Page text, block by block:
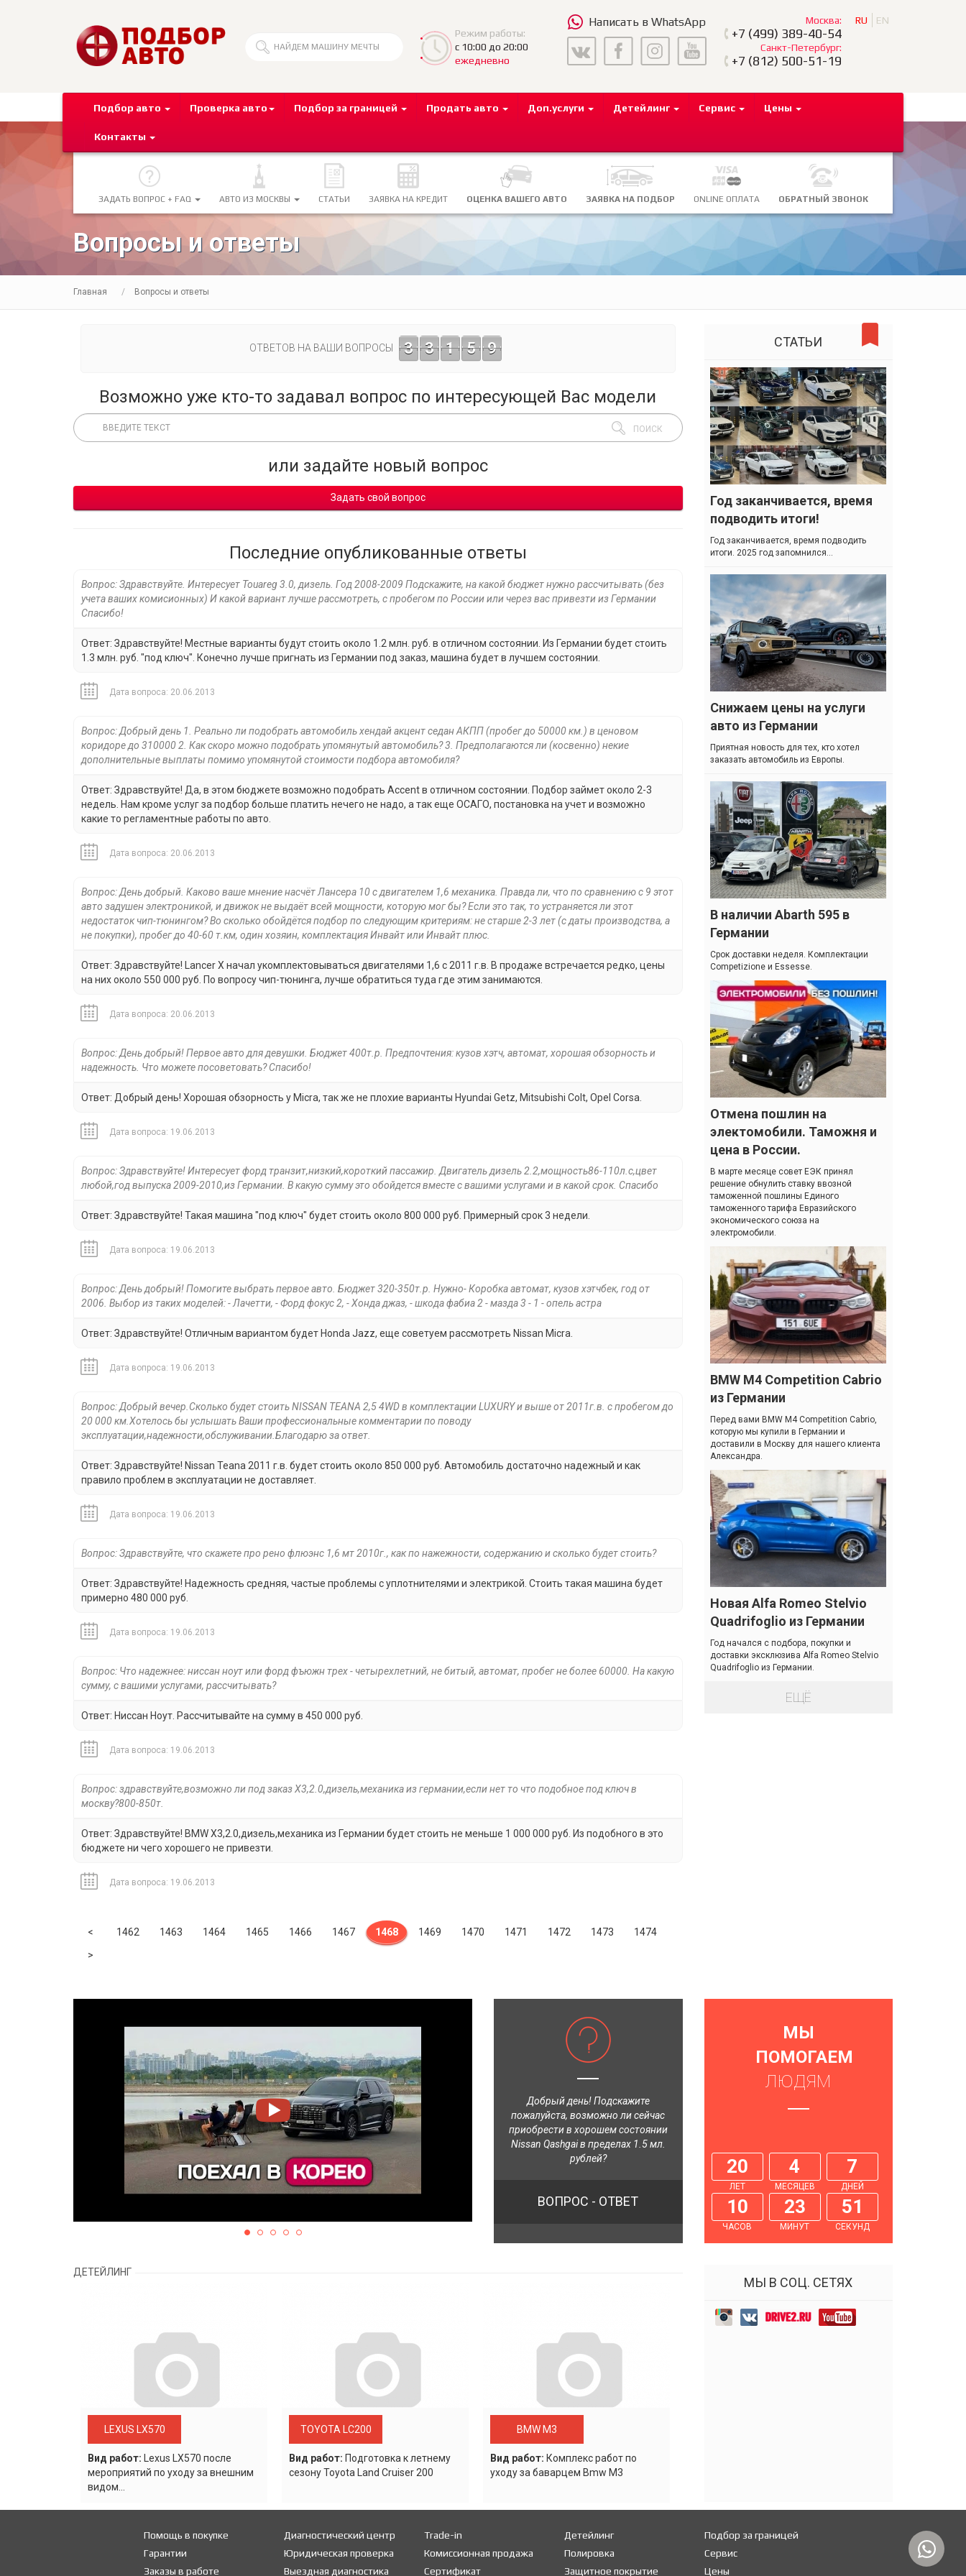
Режим работы:
с 10:00 до 20:00
ежедневно
Написать в WhatsApp Москва:
+7 (499) 389-40-54
Санкт-Петербург:
+7 (812) 500-51-19
RU EN
Подбор авто Проверка авто Подбор за границей Продать авто Доп.услуги Детейлинг Сервис Цены
Контакты
ЗАДАТЬ ВОПРОС + FAQ АВТО ИЗ МОСКВЫ СТАТЬИ ЗАЯВКА НА КРЕДИТ ОЦЕНКА ВАШЕГО АВТО ЗАЯВКА НА ПОДБОР ONLINE ОПЛАТА ОБРАТНЫЙ ЗВОНОК
Вопросы и ответы
Главная Вопросы и ответы
ОТВЕТОВ НА ВАШИ ВОПРОСЫ 3 3 1 5 9
Возможно уже кто-то задавал вопрос по интересующей Вас модели
или задайте новый вопрос
Задать свой вопрос
Последние опубликованные ответы
Вопрос: Здравствуйте. Интересует Touareg 3.0, дизель. Год 2008-2009 Подскажите, на какой бюджет нужно рассчитывать (без
учета ваших комисионных) И какой вариант лучше рассмотреть, с пробегом по России или через вас привезти из Германии
Спасибо!
Ответ: Здравствуйте! Местные варианты будут стоить около 1.2 млн. руб. в отличном состоянии. Из Германии будет стоить
1.3 млн. руб. "под ключ". Конечно лучше пригнать из Германии под заказ, машина будет в лучшем состоянии.
Дата вопроса: 20.06.2013
Вопрос: Добрый день 1. Реально ли подобрать автомобиль хендай акцент седан АКПП (пробег до 50000 км.) в ценовом
коридоре до 310000 2. Как скоро можно подобрать упомянутый автомобиль? 3. Предполагаются ли (косвенно) некие
дополнительные выплаты помимо упомянутой стоимости подбора автомобиля?
Ответ: Здравствуйте! Да, в этом бюджете возможно подобрать Accent в отличном состоянии. Подбор займет около 2-3
недель. Нам кроме услуг за подбор больше платить нечего не надо, а так еще ОСАГО, постановка на учет и возможно
какие то регламентные работы по авто.
Дата вопроса: 20.06.2013
Вопрос: День добрый. Каково ваше мнение насчёт Лансера 10 с двигателем 1,6 механика. Правда ли, что по сравнению с 9 этот
авто задушен электроникой, и движок не выдаёт всей мощности, которую мог бы? Если это так, то устраняется ли этот
недостаток чип-тюнингом? Во сколько обойдётся подбор по следующим критериям: не старше 2-3 лет (с даты производства, а
не покупки), пробег до 40-60 т.км, один хозяин, комплектация Инвайт или Инвайт плюс.
Ответ: Здравствуйте! Lancer X начал укомплектовываться двигателями 1,6 с 2011 г.в. В продаже встречается редко, цены
на них около 550 000 руб. По вопросу чип-тюнинга, лучше обратиться туда где этим занимаются.
Дата вопроса: 20.06.2013
Вопрос: День добрый! Первое авто для девушки. Бюджет 400т.р. Предпочтения: кузов хэтч, автомат, хорошая обзорность и
надежность. Что можете посоветовать? Спасибо!
Ответ: Добрый день! Хорошая обзорность у Micra, так же не плохие варианты Hyundai Getz, Mitsubishi Colt, Opel Corsa.
Дата вопроса: 19.06.2013
Вопрос: Здравствуйте! Интересует форд транзит,низкий,короткий пассажир. Двигатель дизель 2.2,мощность86-110л.с,цвет
любой,год выпуска 2009-2010,из Германии. В какую сумму это обойдется вместе с вашими услугами и в какой срок. Спасибо
Ответ: Здравствуйте! Такая машина "под ключ" будет стоить около 800 000 руб. Примерный срок 3 недели.
Дата вопроса: 19.06.2013
Вопрос: День добрый! Помогите выбрать первое авто. Бюджет 320-350т.р. Нужно- Коробка автомат, кузов хэтчбек, год от
2006. Выбор из таких моделей: - Лачетти, - Форд фокус 2, - Хонда джаз, - шкода фабиа 2 - мазда 3 - 1 - опель астра
Ответ: Здравствуйте! Отличным вариантом будет Honda Jazz, еще советуем рассмотреть Nissan Micra.
Дата вопроса: 19.06.2013
Вопрос: Добрый вечер.Сколько будет стоить NISSAN TEANA 2,5 4WD в комплектации LUXURY и выше от 2011г.в. с пробегом до
20 000 км.Хотелось бы услышать Ваши профессиональные комментарии по поводу
эксплуатации,надежности,обслуживании.Благодарю за ответ.
Ответ: Здравствуйте! Nissan Teana 2011 г.в. будет стоить около 850 000 руб. Автомобиль достаточно надежный и как
правило проблем в эксплуатации не доставляет.
Дата вопроса: 19.06.2013
Вопрос: Здравствуйте, что скажете про рено флюэнс 1,6 мт 2010г., как по нажежности, содержанию и сколько будет стоить?
Ответ: Здравствуйте! Надежность средняя, частые проблемы с уплотнителями и электрикой. Стоить такая машина будет
примерно 480 000 руб.
Дата вопроса: 19.06.2013
Вопрос: Что надежнее: ниссан ноут или форд фъюжн трех - четырехлетний, не битый, автомат, пробег не более 60000. На какую
сумму, с вашими услугами, рассчитывать?
Ответ: Ниссан Ноут. Рассчитывайте на сумму в 450 000 руб.
Дата вопроса: 19.06.2013
Вопрос: здравствуйте,возможно ли под заказ Х3,2.0,дизель,механика из германии,если нет то что подобное под ключ в
москву?800-850т.
Ответ: Здравствуйте! BMW Х3,2.0,дизель,механика из Германии будет стоить не меньше 1 000 000 руб. Из подобного в это
бюджете ни чего хорошего не привезти.
Дата вопроса: 19.06.2013
< Previous
1462 1463 1464 1465 1466 1467 1468 1469 1470 1471 1472 1473
1474
>
СТАТЬИ
Год заканчивается, время
подводить итоги!
Год заканчивается, время подводить
итоги. 2025 год запомнился...
Снижаем цены на услуги
авто из Германии
Приятная новость для тех, кто хотел
заказать автомобиль из Европы.
В наличии Abarth 595 в
Германии
Cрок доставки неделя. Комплектации
Competizione и Essesse.
Отмена пошлин на
электомобили. Таможня и
цена в России.
В марте месяце совет ЕЭК принял
решение обнулить ставку ввозной
таможенной пошлины Единого
таможенного тарифа Евразийского
экономического союза на
электромобили.
BMW M4 Competition Cabrio
из Германии
Перед вами BMW M4 Competition Cabrio,
которую мы купили в Германии и
доставили в Москву для нашего клиента
Александра.
Новая Alfa Romeo Stelvio
Quadrifoglio из Германии
Год начался с подбора, покупки и
доставки эксклюзива Alfa Romeo Stelvio
Quadrifoglio из Германии.
ЕЩЁ
Добрый день! Подскажите
пожалуйста, возможно ли сейчас
приобрести в хорошем состоянии
Nissan Qashgai в пределах 1.5 мл.
рублей?
ВОПРОС - ОТВЕТ
МЫ
ПОМОГАЕМ
ЛЮДЯМ
20
ЛЕТ
4
МЕСЯЦЕВ
7
ДНЕЙ
10
ЧАСОВ
23
МИНУТ
52
СЕКУНД
ДЕТЕЙЛИНГ
LEXUS LX570
Вид работ: Lexus LХ570 после
мероприятий по уходу за внешним
видом...
TOYOTA LC200
Вид работ: Подготовка к летнему
сезону Toyota Land Cruiser 200
BMW M3
Вид работ: Комплекс работ по
уходу за баварцем Bmw M3
МЫ В СОЦ. СЕТЯХ
Помощь в покупке
Гарантии
Заказы в работе
Диагностический центр
Юридическая проверка
Выездная диагностика
Trade-in
Комиссионная продажа
Сертификат
Детейлинг
Полировка
Защитное покрытие
Подбор за границей
Сервис
Цены